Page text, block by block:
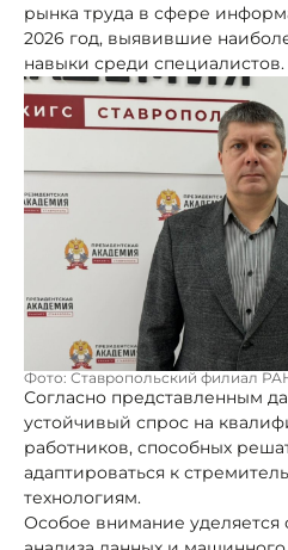
рынка труда в сфере
2026 год, выявившие
навыки среди специалистов.
Фото: Ставропольский филиал
Согласно представленным
устойчивый спрос на
работников, способных
адаптироваться к
технологиям.
Особое внимание уделяется